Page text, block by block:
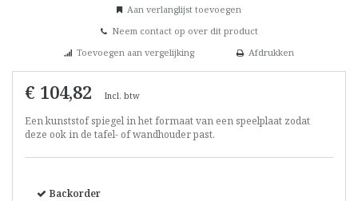
Aan verlanglijst toevoegen
Neem contact op over dit product
Toevoegen aan vergelijking
Afdrukken
€ 104,82 Incl. btw
Een kunststof spiegel in het formaat van een speelplaat zodat
deze ook in de tafel- of wandhouder past.
Backorder